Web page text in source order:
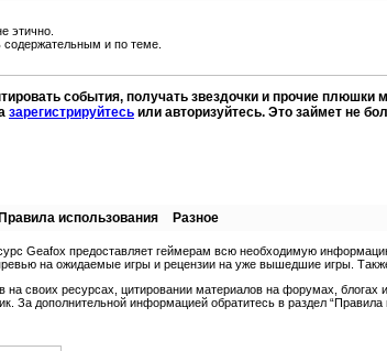
этично.
и по теме.
события, получать звездочки и прочие плюшки
зарегистрируйтесь или авторизуйтесь. Это займет не
Правила использования Разное
Geafox предоставляет геймерам всю необходимую
на ожидаемые игры и рецензии на уже вышедшие игры.
на своих ресурсах, цитировании материалов на форумах,
За дополнительной информацией обратитесь в раздел